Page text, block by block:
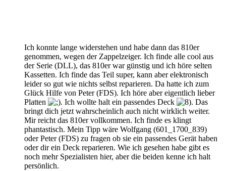
Ich konnte lange widerstehen und habe dann das 810er
genommen, wegen der Zappelzeiger. Ich finde alle cool aus
der Serie (DLL), das 810er war günstig und ich höre selten
Kassetten. Ich finde das Teil super, kann aber elektronisch
leider so gut wie nichts selbst reparieren. Da hatte ich zum
Glück Hilfe von Peter (FDS). Ich höre aber eigentlich lieber
Platten
. Ich wollte halt ein passendes Deck
. Das
bringt dich jetzt wahrscheinlich auch nicht wirklich weiter.
Mir reicht das 810er vollkommen. Ich finde es klingt
phantastisch. Mein Tipp wäre Wolfgang (601_1700_839)
oder Peter (FDS) zu fragen ob sie ein passendes Gerät haben
oder dir ein Deck reparieren. Wie ich gesehen habe gibt es
noch mehr Spezialisten hier, aber die beiden kenne ich halt
persönlich.